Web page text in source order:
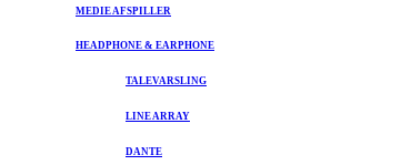
MEDIE AFSPILLER
HEADPHONE & EARPHONE
TALEVARSLING
LINE ARRAY
DANTE